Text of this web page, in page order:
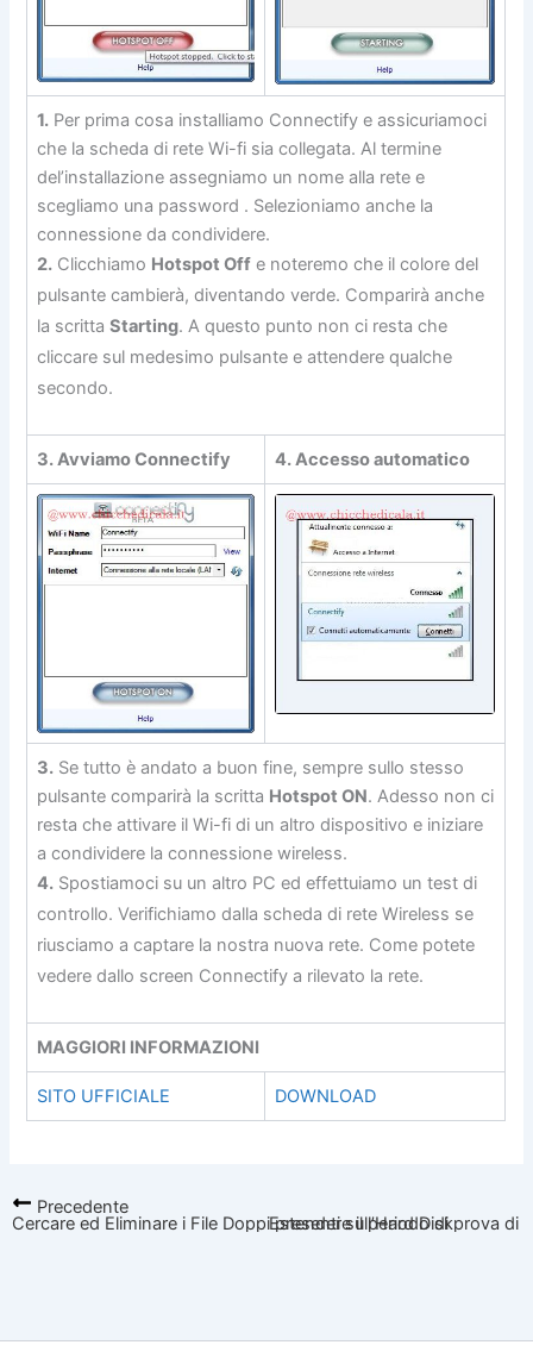
1. Per prima cosa installiamo Connectify e assicuriamoci
che la scheda di rete Wi-fi sia collegata. Al termine
del’installazione assegniamo un nome alla rete e
scegliamo una password . Selezioniamo anche la
connessione da condividere.
2. Clicchiamo Hotspot Off e noteremo che il colore del
pulsante cambierà, diventando verde. Comparirà anche
la scrittaStarting. A questo punto non ci resta che
cliccare sul medesimo pulsante e attendere qualche
secondo.
3. Avviamo Connectify 4. Accesso automatico
3. Se tutto è andato a buon fine, sempre sullo stesso
pulsante comparirà la scritta Hotspot ON. Adesso non ci
resta che attivare il Wi-fi di un altro dispositivo e iniziare
a condividere la connessione wireless.
4. Spostiamoci su un altro PC ed effettuiamo un test di
controllo. Verifichiamo dalla scheda di rete Wireless se
riusciamo a captare la nostra nuova rete. Come potete
vedere dallo screen Connectify a rilevato la rete.
MAGGIORI INFORMAZIONI
SITO UFFICIALE DOWNLOAD
Precedente
Cercare ed Eliminare i File Doppi presenti sull’Hard Disk
Estendere il periodo di prova di